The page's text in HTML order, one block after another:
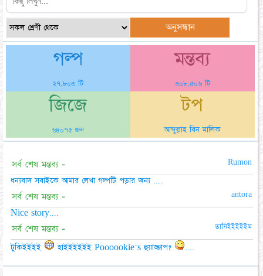
গল্প
২৭,৮০৩ টি
মন্তব্য
৩০৮,৫০৬ টি
জিজে
৬৪০৭৫ জন
টপ
আব্দুল্লাহ বিন মালিক
সর্ব শেষ মন্তব্য - Rumon
ধন্যবাদ সবাইকে আমার লেখা গল্পটি পড়ার জন্য ....
সর্ব শেষ মন্তব্য - antora
Nice story....
সর্ব শেষ মন্তব্য - তানিইইইইইম
টুকিইইইই হাইইইইইই Poooookie's হুয়াজ্জাপ? ....